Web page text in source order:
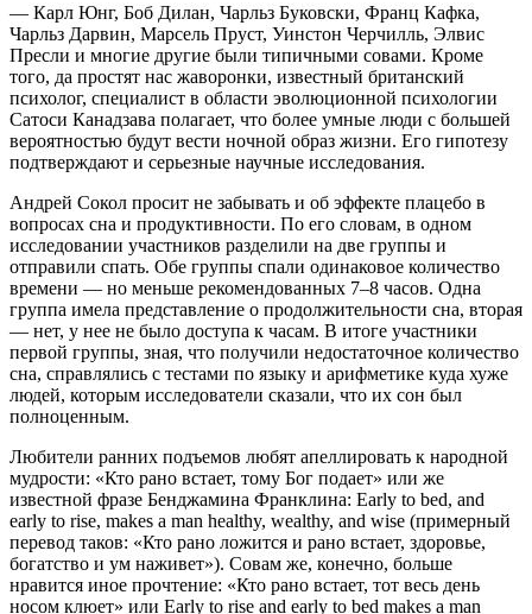
— Карл Юнг, Боб Дилан, Чарльз Буковски, Франц Кафка,
Чарльз Дарвин, Марсель Пруст, Уинстон Черчилль, Элвис
Пресли и многие другие были типичными совами. Кроме
того, да простят нас жаворонки, известный британский
психолог, специалист в области эволюционной психологии
Сатоси Канадзава полагает, что более умные люди с большей
вероятностью будут вести ночной образ жизни. Его гипотезу
подтверждают и серьезные научные исследования.
Андрей Сокол просит не забывать и об эффекте плацебо в
вопросах сна и продуктивности. По его словам, в одном
исследовании участников разделили на две группы и
отправили спать. Обе группы спали одинаковое количество
времени — но меньше рекомендованных 7–8 часов. Одна
группа имела представление о продолжительности сна, вторая
— нет, у нее не было доступа к часам. В итоге участники
первой группы, зная, что получили недостаточное количество
сна, справлялись с тестами по языку и арифметике куда хуже
людей, которым исследователи сказали, что их сон был
полноценным.
Любители ранних подъемов любят апеллировать к народной
мудрости: «Кто рано встает, тому Бог подает» или же
известной фразе Бенджамина Франклина: Early to bed, and
early to rise, makes a man healthy, wealthy, and wise (примерный
перевод таков: «Кто рано ложится и рано встает, здоровье,
богатство и ум наживет»). Совам же, конечно, больше
нравится иное прочтение: «Кто рано встает, тот весь день
носом клюет» или Early to rise and early to bed makes a man